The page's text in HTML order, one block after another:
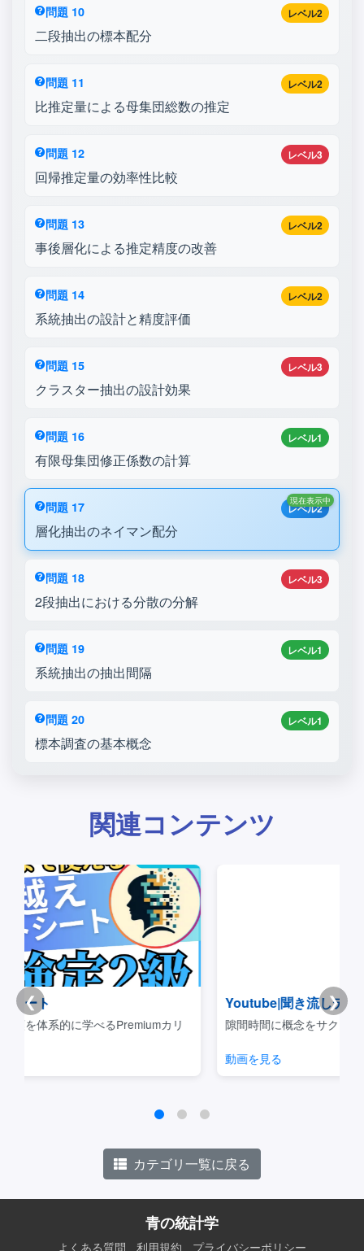
レベル2
問題 10
二段抽出の標本配分
レベル2
問題 11
比推定量による母集団総数の推定
レベル3
問題 12
回帰推定量の効率性比較
レベル2
問題 13
事後層化による推定精度の改善
レベル2
問題 14
系統抽出の設計と精度評価
レベル3
問題 15
クラスター抽出の設計効果
レベル1
問題 16
有限母集団修正係数の計算
レベル2
問題 17
層化抽出のネイマン配分
現在表示中
レベル3
問題 18
2段抽出における分散の分解
レベル1
問題 19
系統抽出の抽出間隔
レベル1
問題 20
標本調査の基本概念
関連コンテンツ
❮ ❯
Youtube|聞き流しデータサイエンス
隙間時間に概念をサクッと理解できるコンテンツです。
カテゴリ一覧に戻る
青の統計学
よくある質問 利用規約 プライバシーポリシー